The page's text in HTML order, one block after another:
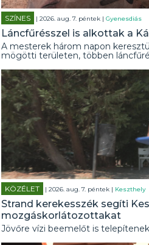
SZÍNES | 2026. aug. 7. péntek |Gyenesdiás
Láncfűrésszel is alkottak a
A mesterek három napon
mögötti területen, többen
KÖZÉLET | 2026. aug. 7. péntek | Keszthely
Strand kerekesszék segíti
mozgáskorlátozottakat
Jövőre vízi beemelőt is